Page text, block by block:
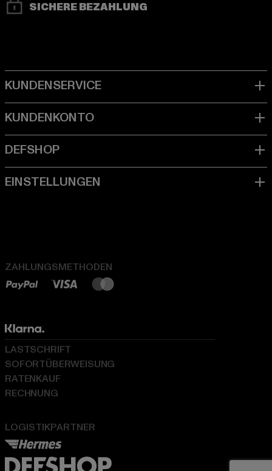
SICHERE BEZAHLUNG
ZAHLUNGSMETHODEN
LOGISTIKPARTNER
LASTSCHRIFT
SOFORTÜBERWEISUNG
RATENKAUF
RECHNUNG